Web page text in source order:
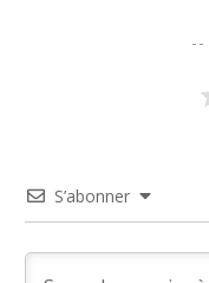
S’abonner